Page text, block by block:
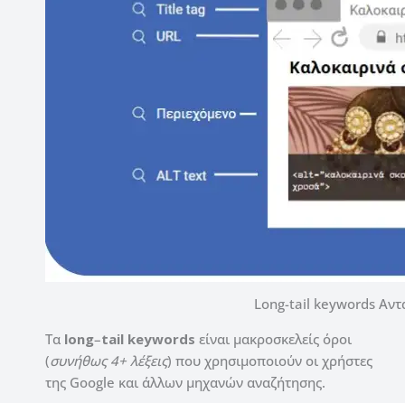
Long-tail keywords
Τα long–tail keywords είναι μακροσκελείς όροι
(συνήθως 4+ λέξεις) που χρησιμοποιούν οι χρήστες
της Google και άλλων μηχανών αναζήτησης.